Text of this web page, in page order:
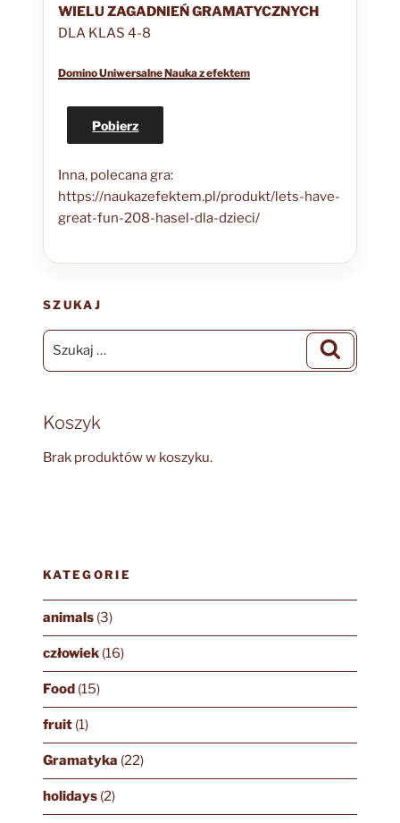
WIELU ZAGADNIEŃ GRAMATYCZNYCH
DLA KLAS 4-8
Domino Uniwersalne Nauka z efektem
Pobierz
Inna, polecana gra:
https://naukazefektem.pl/produkt/lets-have-
great-fun-208-hasel-dla-dzieci/
SZUKAJ
Szukaj:
Koszyk
Brak produktów w koszyku.
KATEGORIE
animals(3)
człowiek(16)
Food (15)
fruit(1)
Gramatyka (22)
holidays(2)